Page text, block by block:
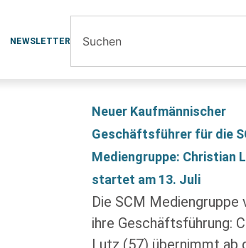
NEWSLETTER
Neuer Kaufmännischer
Geschäftsführer für die
Mediengruppe: Christian
startet am 13. Juli
Die SCM
ihre Geschäftsführung:
Lutz (57) übernimmt ab